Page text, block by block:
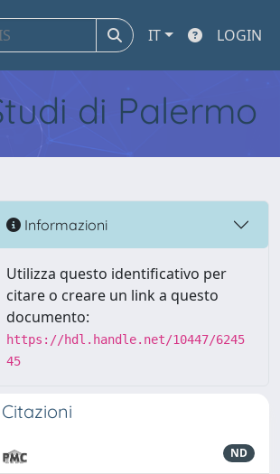
IT LOGIN
di Palermo
Informazioni
Utilizza questo identificativo per
citare o creare un link a questo
documento:
https://hdl.handle.net/10447/6245
45
Citazioni
ND